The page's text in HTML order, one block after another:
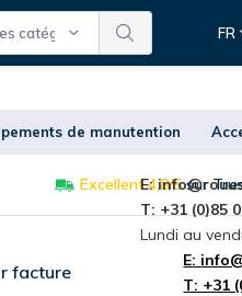
catégories FR
de manutention
Excellent 4,8/5sur
E:
T: +31 (0)85
Lundi au
facture
E:
T: +31